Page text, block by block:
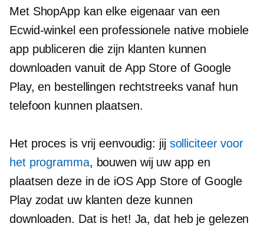
Met ShopApp kan elke eigenaar van een
Ecwid-winkel een professionele native mobiele
app publiceren die zijn klanten kunnen
downloaden vanuit de App Store of Google
Play, en bestellingen rechtstreeks vanaf hun
telefoon kunnen plaatsen.
Het proces is vrij eenvoudig: jij solliciteer voor
het programma, bouwen wij uw app en
plaatsen deze in de iOS App Store of Google
Play zodat uw klanten deze kunnen
downloaden. Dat is het! Ja, dat heb je gelezen